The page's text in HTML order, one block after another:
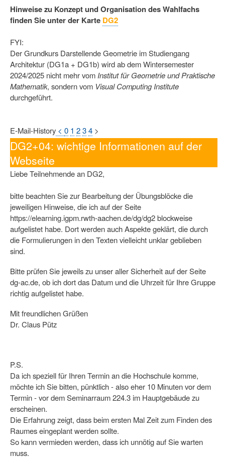
Hinweise zu Konzept und Organisation des Wahlfachs
finden Sie unter der Karte DG2
FYI:
Der Grundkurs Darstellende Geometrie im Studiengang
Architektur (DG1a + DG1b) wird ab dem Wintersemester
2024/2025 nicht mehr vom Institut für Geometrie und Praktische
Mathematik, sondern vom Visual Computing Institute
durchgeführt.
E-Mail-History < 0 1 234 >
DG2+04: wichtige Informationen auf der
Webseite
Liebe Teilnehmende an DG2,
bitte beachten Sie zur Bearbeitung der Übungsblöcke die
jeweiligen Hinweise, die ich auf der Seite
https://elearning.igpm.rwth-aachen.de/dg/dg2 blockweise
aufgelistet habe. Dort werden auch Aspekte geklärt, die durch
die Formulierungen in den Texten vielleicht unklar geblieben
sind.
Bitte prüfen Sie jeweils zu unser aller Sicherheit auf der Seite
dg-ac.de, ob ich dort das Datum und die Uhrzeit für Ihre Gruppe
richtig aufgelistet habe.
Mit freundlichen Grüßen
Dr. Claus Pütz
P.S.
Da ich speziell für Ihren Termin an die Hochschule komme,
möchte ich Sie bitten, pünktlich - also eher 10 Minuten vor dem
Termin - vor dem Seminarraum 224.3 im Hauptgebäude zu
erscheinen.
Die Erfahrung zeigt, dass beim ersten Mal Zeit zum Finden des
Raumes eingeplant werden sollte.
So kann vermieden werden, dass ich unnötig auf Sie warten
muss.